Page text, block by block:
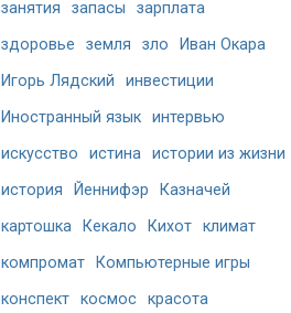
занятия
запасы
зарплата
здоровье
земля зло
Иван Окара
Игорь Лядский
инвестиции
Иностранный язык интервью
искусство
истина истории из жизни
история
Йеннифэр
Казначей
картошка
Кекало Кихот климат
компромат
Компьютерные игры
конспект космос красота